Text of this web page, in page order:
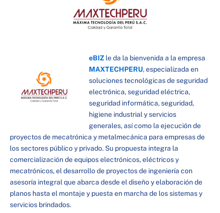
eBIZ le da la bienvenida a la empresa
MAXTECHPERU, especializada en
soluciones tecnológicas de seguridad
electrónica, seguridad eléctrica,
seguridad informática, seguridad,
higiene industrial y servicios
generales, así como la ejecución de
proyectos de mecatrónica y metalmecánica para empresas de
los sectores público y privado. Su propuesta integra la
comercialización de equipos electrónicos, eléctricos y
mecatrónicos, el desarrollo de proyectos de ingeniería con
asesoría integral que abarca desde el diseño y elaboración de
planos hasta el montaje y puesta en marcha de los sistemas y
servicios brindados.